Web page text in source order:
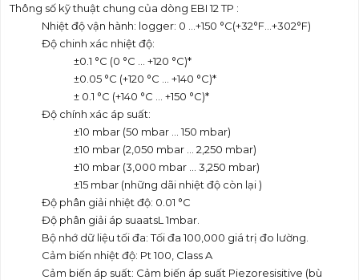
Thông số kỹ thuật chung của dòng EBI 12 TP :
Nhiệt độ vận hành: logger: 0 …+150 °C(+32°F…+302°F)
Độ chinh xác nhiệt độ:
±0.1 °C (0 °C ... +120 °C)*
±0.05 °C (+120 °C … +140 °C)*
± 0.1 °C (+140 °C … +150 °C)*
Độ chính xác áp suất:
±10 mbar (50 mbar … 150 mbar)
±10 mbar (2,050 mbar … 2,250 mbar)
±10 mbar (3,000 mbar … 3,250 mbar)
±15 mbar (những dãi nhiệt độ còn lại )
Độ phân giải nhiệt độ: 0.01 °C
Độ phân giải áp suaatsL 1mbar.
Bộ nhớ dữ liệu tối đa: Tối đa 100,000 giá trị đo lường.
Cảm biến nhiệt độ: Pt 100, Class A
Cảm biến áp suất: Cảm biến áp suất Piezoresisitive (bù